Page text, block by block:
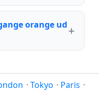
orange ud
· Tokyo · Paris ·